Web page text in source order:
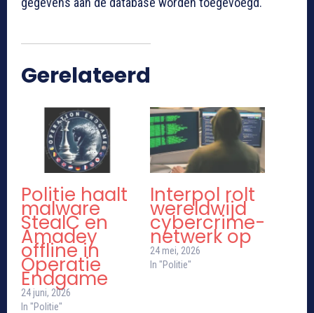
Gerelateerd
Politie haalt
malware
StealC en
Amadey
offline in
Operatie
Endgame
24 juni, 2026
In "Politie"
Interpol rolt
wereldwijd
cybercrime-
netwerk op
24 mei, 2026
In "Politie"